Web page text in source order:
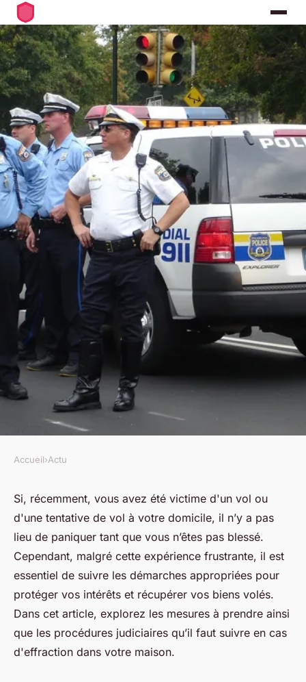
Comment agir en cas
d'effraction ou de vol ?
jean•8 septembre 2023•2 min de lecture
Accueil›Actu
Si, récemment, vous avez été victime d'un vol ou
d'une tentative de vol à votre domicile, il n’y a pas
lieu de paniquer tant que vous n’êtes pas blessé.
Cependant, malgré cette expérience frustrante, il est
essentiel de suivre les démarches appropriées pour
protéger vos intérêts et récupérer vos biens volés.
Dans cet article, explorez les mesures à prendre ainsi
que les procédures judiciaires qu’il faut suivre en cas
d'effraction dans votre maison.